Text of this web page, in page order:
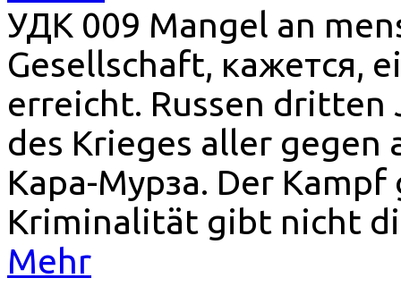
УДК 009 Mangel an
Gesellschaft, кажется,
erreicht. Russen dritten
des Krieges aller gegen
Кара-Мурза. Der
Kriminalität gibt nicht
Mehr